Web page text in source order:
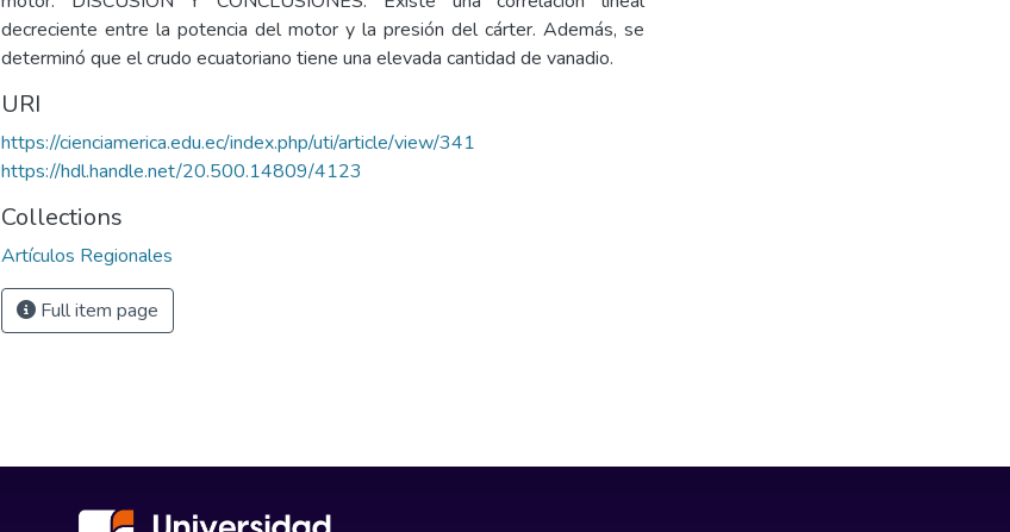
decreciente entre la potencia del motor y la presión del cárter. Además, se
determinó que el crudo ecuatoriano tiene una elevada cantidad de vanadio.
URI
https://cienciamerica.edu.ec/index.php/uti/article/view/341
https://hdl.handle.net/20.500.14809/4123
Collections
Artículos Regionales
Full item page